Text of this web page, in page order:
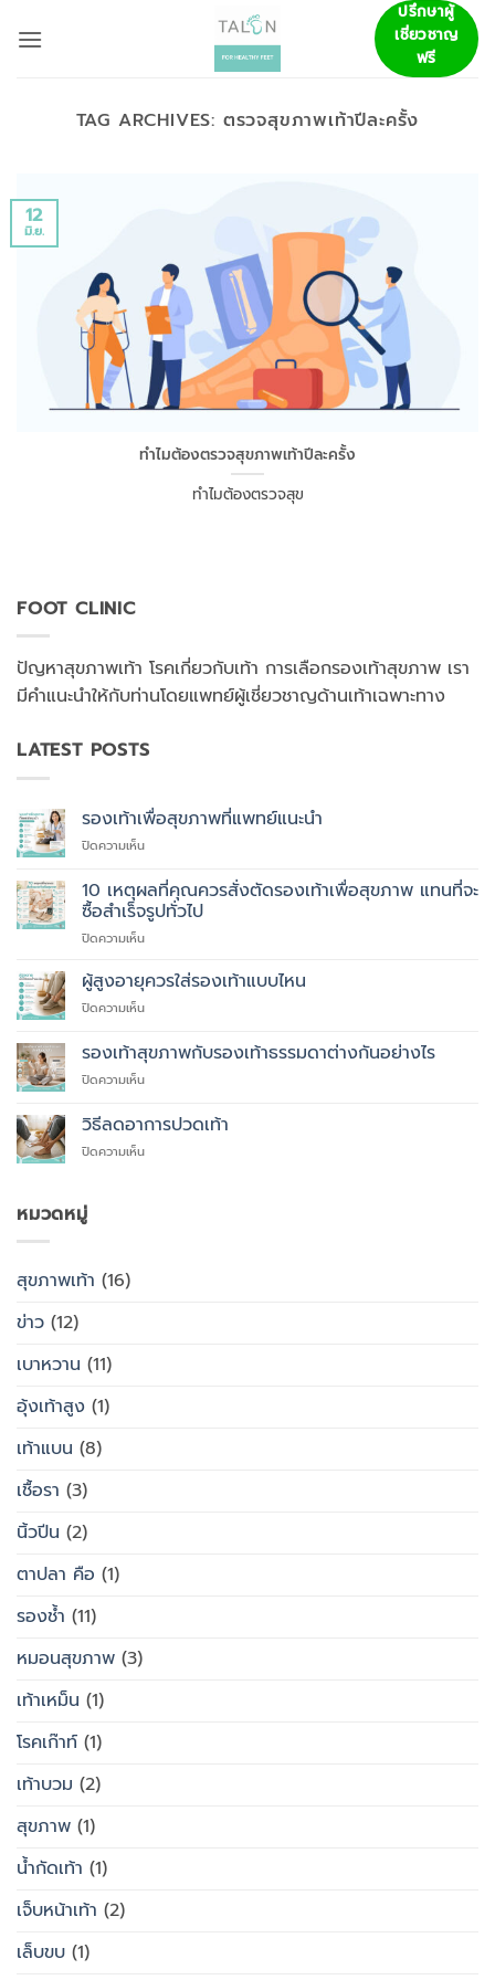
ปรึกษาผู้
เชี่ยวชาญ
ฟรี
TAG ARCHIVES: ตรวจสุขภาพเท้าปีละครั้ง
ทำไมต้องตรวจสุขภาพเท้าปีละครั้ง
ทำไมต้องตรวจสุข
12
มิ.ย.
FOOT CLINIC
ปัญหาสุขภาพเท้า โรคเกี่ยวกับเท้า การเลือกรองเท้าสุขภาพ เรา
มีคำแนะนำให้กับท่านโดยแพทย์ผู้เชี่ยวชาญด้านเท้าเฉพาะทาง
LATEST POSTS
รองเท้าเพื่อสุขภาพที่แพทย์แนะนำ
ปิดความเห็นบน
เพื่อ
สุขภาพ
ที่
แพทย์
10 เหตุผลที่คุณควรสั่งตัดรองเท้าเพื่อสุขภาพ แทนที่จะ
ซื้อสำเร็จรูปทั่วไป
ปิดความเห็นบน
เหตุผล
คุณ
สั่ง
ตัด
รองเท้า
สุขภาพ
ผู้สูงอายุควรใส่รองเท้าแบบไหน
ปิดความเห็นบน
สูง
อายุ
ควร
รองเท้า
ไหน
รองเท้าสุขภาพกับรองเท้าธรรมดาต่างกันอย่างไร
ปิดความเห็นบน
สุขภาพ
กับ
รองเท้า
วิธีลดอาการปวดเท้า
ปิดความเห็นบน
หมวดหมู่
สุขภาพเท้า (16)
ข่าว (12)
เบาหวาน (11)
อุ้งเท้าสูง (1)
เท้าแบน (8)
เชื้อรา (3)
นิ้วปีน (2)
ตาปลา คือ (1)
รองช้ำ (11)
หมอนสุขภาพ (3)
เท้าเหม็น (1)
โรคเก๊าท์ (1)
เท้าบวม (2)
สุขภาพ (1)
น้ำกัดเท้า (1)
เจ็บหน้าเท้า (2)
เล็บขบ (1)